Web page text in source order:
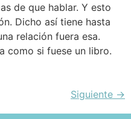
de que hablar. Y esto
Dicho así tiene hasta
relación fuera esa.
como si fuese un libro.
Siguiente →